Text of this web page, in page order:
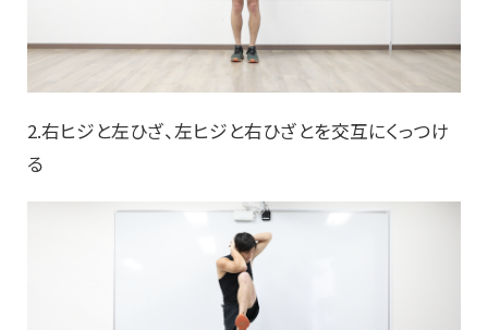
2.右ヒジと左ひざ、左ヒジと右ひざとを交互にくっつけ
る